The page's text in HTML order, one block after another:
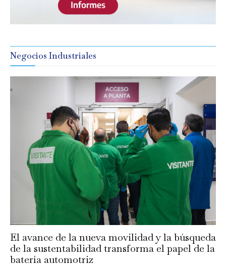
Negocios Industriales
El avance de la nueva movilidad y la búsqueda
de la sustentabilidad transforma el papel de la
batería automotriz